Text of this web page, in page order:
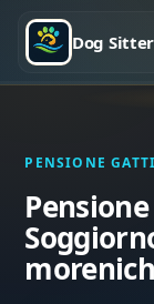
Dog
PENSIONE